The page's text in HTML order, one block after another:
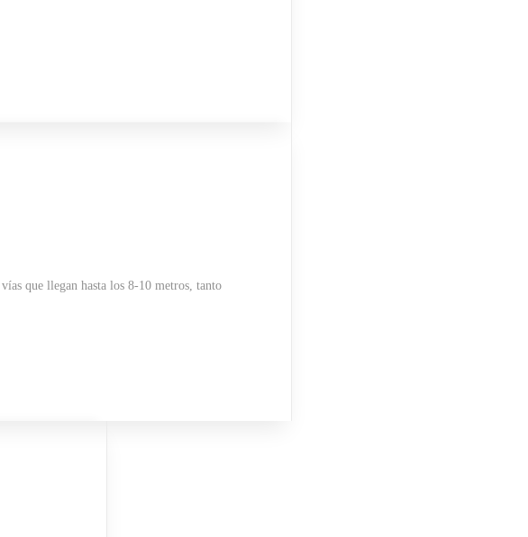
que llegan hasta los 8-10 metros, tanto